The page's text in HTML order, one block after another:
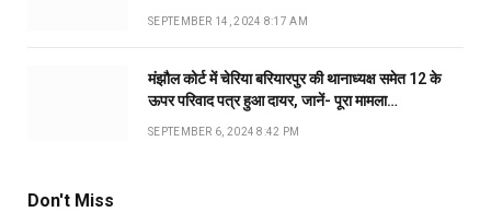
SEPTEMBER 14, 2024 8:17 AM
मंझौल कोर्ट में चेरिया बरियारपुर की थानाध्यक्ष समेत 12 के
ऊपर परिवाद पत्र हुआ दायर, जानें- पूरा मामला…
SEPTEMBER 6, 2024 8:42 PM
Don't Miss